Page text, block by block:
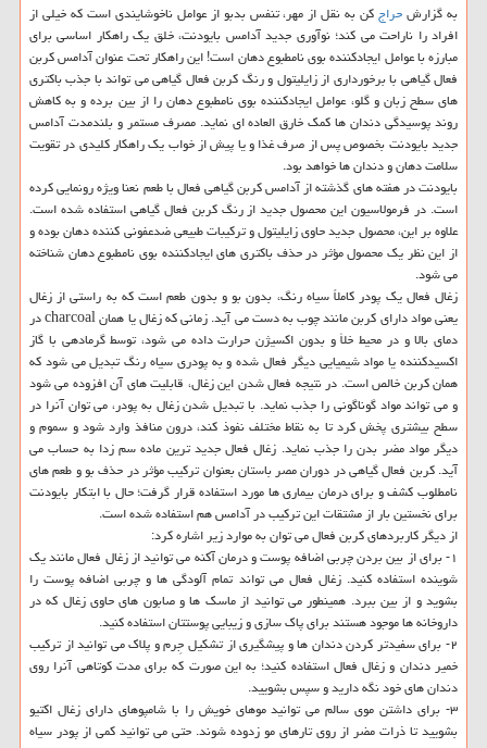
به گزارشحراجکن به نقل از مهر، تنفس بدبو از عوامل ناخوشایندی است که خیلی از
افراد را ناراحت می کند؛ نوآوری جدید آدامس بایودنت، خلق یک راهکار اساسی برای
مبارزه با عوامل ایجادکننده بوی نامطبوع دهان است! این راهکار تحت عنوان آدامس کربن
فعال گیاهی با برخورداری از زایلیتول و رنگ کربن فعال گیاهی می تواند با جذب باکتری
های سطح زبان و گلو، عوامل ایجادکننده بوی نامطبوع دهان را از بین برده و به کاهش
روند پوسیدگی دندان ها کمک خارق العاده ای نماید. مصرف مستمر و بلندمدت آدامس
جدید بایودنت بخصوص پس از صرف غذا و یا پیش از خواب یک راهکار کلیدی در تقویت
سلامت دهان و دندان ها خواهد بود.
بایودنت در هفته های گذشته از آدامس کربن گیاهی فعال با طعم نعنا ویژه رونمایی کرده
است. در فرمولاسیون این محصول جدید از رنگ کربن فعال گیاهی استفاده شده است.
علاوه بر این، محصول جدید حاوی زایلیتول و ترکیبات طبیعی ضدعفونی کننده دهان بوده و
از این نظر یک محصول مؤثر در حذف باکتری های ایجادکننده بوی نامطبوع دهان شناخته
می شود.
زغال فعال یک پودر کاملاً سیاه رنگ، بدون بو و بدون طعم است که به راستی از زغال
یعنی مواد دارای کربن مانند چوب به دست می آید. زمانی که زغال یا همان charcoal در
دمای بالا و در محیط خلأ و بدون اکسیژن حرارت داده می شود، توسط گرمادهی با گاز
اکسیدکننده یا مواد شیمیایی دیگر فعال شده و به پودری سیاه رنگ تبدیل می شود که
همان کربن خالص است. در نتیجه فعال شدن این زغال، قابلیت های آن افزوده می شود
و می تواند مواد گوناگونی را جذب نماید. با تبدیل شدن زغال به پودر، می توان آنرا در
سطح بیشتری پخش کرد تا به نقاط مختلف نفوذ کند، درون منافذ وارد شود و سموم و
دیگر مواد مضر بدن را جذب نماید. زغال فعال جدید ترین ماده سم زدا به حساب می
آید. کربن فعال گیاهی در دوران مصر باستان بعنوان ترکیب مؤثر در حذف بو و طعم های
نامطلوب کشف و برای درمان بیماری ها مورد استفاده قرار گرفت؛ حال با ابتکار بایودنت
برای نخستین بار از مشتقات این ترکیب در آدامس هم استفاده شده است.
از دیگر کاربردهای کربن فعال می توان به موارد زیر اشاره کرد:
۱- برای از بین بردن چربی اضافه پوست و درمان آکنه می توانید از زغال فعال مانند یک
شوینده استفاده کنید. زغال فعال می تواند تمام آلودگی ها و چربی اضافه پوست را
بشوید و از بین ببرد. همینطور می توانید از ماسک ها و صابون های حاوی زغال که در
داروخانه ها موجود هستند برای پاک سازی و زیبایی پوستتان استفاده کنید.
۲- برای سفیدتر کردن دندان ها و پیشگیری از تشکیل جِرم و پلاک می توانید از ترکیب
خمیر دندان و زغال فعال استفاده کنید؛ به این صورت که برای مدت کوتاهی آنرا روی
دندان های خود نگه دارید و سپس بشویید.
۳- برای داشتن موی سالم می توانید موهای خویش را با شامپوهای دارای زغال اکتیو
بشویید تا ذرات مضر از روی تارهای مو زدوده شوند. حتی می توانید کمی از پودر سیاه